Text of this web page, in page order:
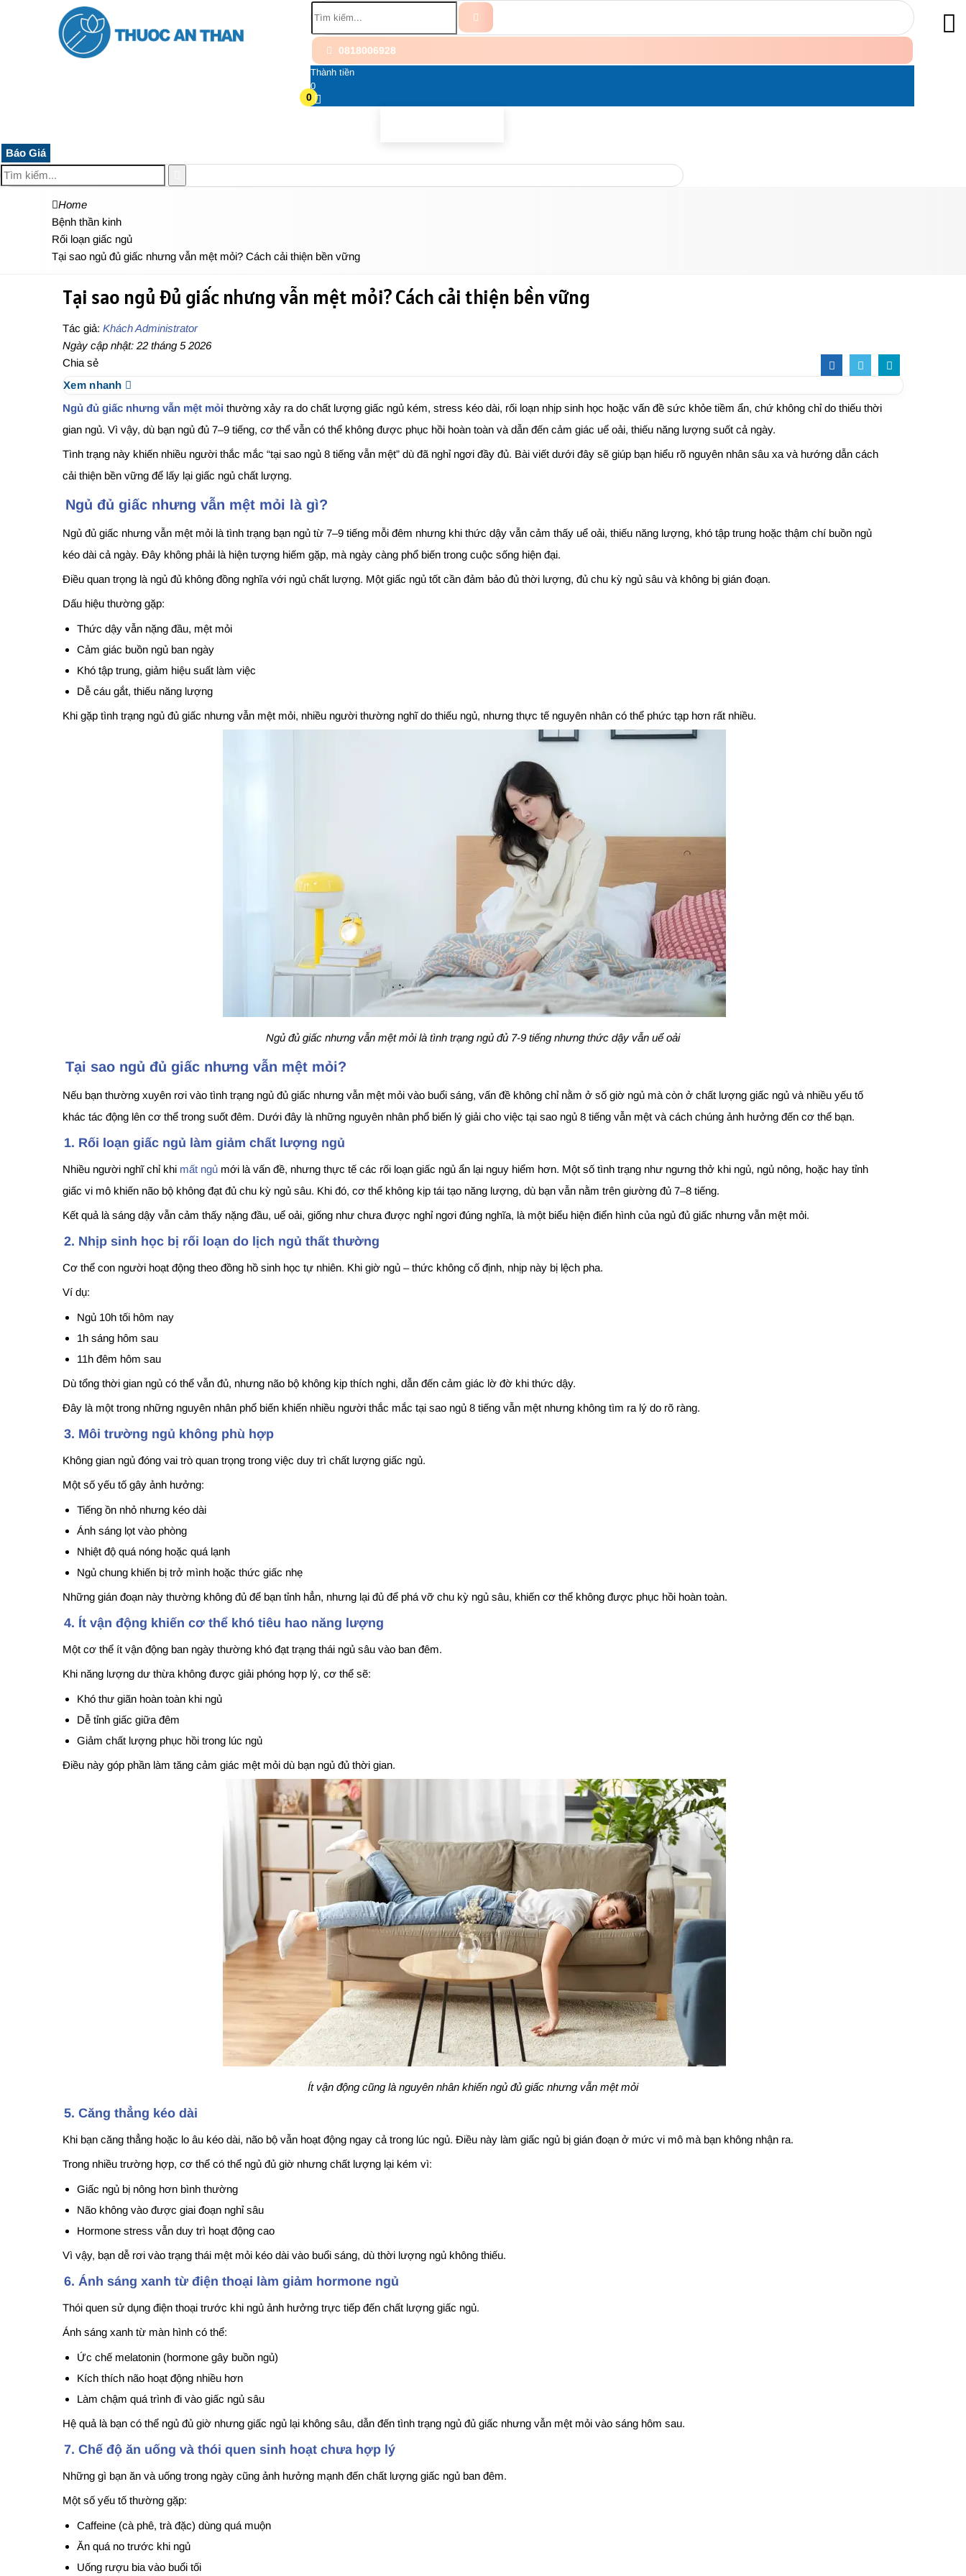
0818006928
Thành tiền
0
0
Báo Giá
Home
Bệnh thần kinh
Rối loạn giấc ngủ
Tại sao ngủ đủ giấc nhưng vẫn mệt mỏi? Cách cải thiện bền vững
Tại sao ngủ đủ giấc nhưng vẫn mệt mỏi? Cách cải thiện bền vững
Tác giả: Khách Administrator
Ngày cập nhật: 22 tháng 5 2026
Chia sẻ
Xem nhanh
Ngủ đủ giấc nhưng vẫn mệt mỏi thường xảy ra do chất lượng giấc ngủ kém, stress kéo dài, rối loạn nhịp sinh học hoặc vấn đề sức khỏe tiềm ẩn, chứ không chỉ do thiếu thời
gian ngủ. Vì vậy, dù bạn ngủ đủ 7–9 tiếng, cơ thể vẫn có thể không được phục hồi hoàn toàn và dẫn đến cảm giác uể oải, thiếu năng lượng suốt cả ngày.
Tình trạng này khiến nhiều người thắc mắc “tại sao ngủ 8 tiếng vẫn mệt” dù đã nghỉ ngơi đầy đủ. Bài viết dưới đây sẽ giúp bạn hiểu rõ nguyên nhân sâu xa và hướng dẫn cách
cải thiện bền vững để lấy lại giấc ngủ chất lượng.
Ngủ đủ giấc nhưng vẫn mệt mỏi là gì?
Ngủ đủ giấc nhưng vẫn mệt mỏi là tình trạng bạn ngủ từ 7–9 tiếng mỗi đêm nhưng khi thức dậy vẫn cảm thấy uể oải, thiếu năng lượng, khó tập trung hoặc thậm chí buồn ngủ
kéo dài cả ngày. Đây không phải là hiện tượng hiếm gặp, mà ngày càng phổ biến trong cuộc sống hiện đại.
Điều quan trọng là ngủ đủ không đồng nghĩa với ngủ chất lượng. Một giấc ngủ tốt cần đảm bảo đủ thời lượng, đủ chu kỳ ngủ sâu và không bị gián đoạn.
Dấu hiệu thường gặp:
Thức dậy vẫn nặng đầu, mệt mỏi
Cảm giác buồn ngủ ban ngày
Khó tập trung, giảm hiệu suất làm việc
Dễ cáu gắt, thiếu năng lượng
Khi gặp tình trạng ngủ đủ giấc nhưng vẫn mệt mỏi, nhiều người thường nghĩ do thiếu ngủ, nhưng thực tế nguyên nhân có thể phức tạp hơn rất nhiều.
Ngủ đủ giấc nhưng vẫn mệt mỏi là tình trạng ngủ đủ 7-9 tiếng nhưng thức dậy vẫn uể oải
Tại sao ngủ đủ giấc nhưng vẫn mệt mỏi?
Nếu bạn thường xuyên rơi vào tình trạng ngủ đủ giấc nhưng vẫn mệt mỏi vào buổi sáng, vấn đề không chỉ nằm ở số giờ ngủ mà còn ở chất lượng giấc ngủ và nhiều yếu tố
khác tác động lên cơ thể trong suốt đêm. Dưới đây là những nguyên nhân phổ biến lý giải cho việc tại sao ngủ 8 tiếng vẫn mệt và cách chúng ảnh hưởng đến cơ thể bạn.
1. Rối loạn giấc ngủ làm giảm chất lượng ngủ
Nhiều người nghĩ chỉ khi mất ngủ mới là vấn đề, nhưng thực tế các rối loạn giấc ngủ ẩn lại nguy hiểm hơn. Một số tình trạng như ngưng thở khi ngủ, ngủ nông, hoặc hay tỉnh
giấc vi mô khiến não bộ không đạt đủ chu kỳ ngủ sâu. Khi đó, cơ thể không kịp tái tạo năng lượng, dù bạn vẫn nằm trên giường đủ 7–8 tiếng.
Kết quả là sáng dậy vẫn cảm thấy nặng đầu, uể oải, giống như chưa được nghỉ ngơi đúng nghĩa, là một biểu hiện điển hình của ngủ đủ giấc nhưng vẫn mệt mỏi.
2. Nhịp sinh học bị rối loạn do lịch ngủ thất thường
Cơ thể con người hoạt động theo đồng hồ sinh học tự nhiên. Khi giờ ngủ – thức không cố định, nhịp này bị lệch pha.
Ví dụ:
Ngủ 10h tối hôm nay
1h sáng hôm sau
11h đêm hôm sau
Dù tổng thời gian ngủ có thể vẫn đủ, nhưng não bộ không kịp thích nghi, dẫn đến cảm giác lờ đờ khi thức dậy.
Đây là một trong những nguyên nhân phổ biến khiến nhiều người thắc mắc tại sao ngủ 8 tiếng vẫn mệt nhưng không tìm ra lý do rõ ràng.
3. Môi trường ngủ không phù hợp
Không gian ngủ đóng vai trò quan trọng trong việc duy trì chất lượng giấc ngủ.
Một số yếu tố gây ảnh hưởng:
Tiếng ồn nhỏ nhưng kéo dài
Ánh sáng lọt vào phòng
Nhiệt độ quá nóng hoặc quá lạnh
Ngủ chung khiến bị trở mình hoặc thức giấc nhẹ
Những gián đoạn này thường không đủ để bạn tỉnh hẳn, nhưng lại đủ để phá vỡ chu kỳ ngủ sâu, khiến cơ thể không được phục hồi hoàn toàn.
4. Ít vận động khiến cơ thể khó tiêu hao năng lượng
Một cơ thể ít vận động ban ngày thường khó đạt trạng thái ngủ sâu vào ban đêm.
Khi năng lượng dư thừa không được giải phóng hợp lý, cơ thể sẽ:
Khó thư giãn hoàn toàn khi ngủ
Dễ tỉnh giấc giữa đêm
Giảm chất lượng phục hồi trong lúc ngủ
Điều này góp phần làm tăng cảm giác mệt mỏi dù bạn ngủ đủ thời gian.
Ít vận động cũng là nguyên nhân khiến ngủ đủ giấc nhưng vẫn mệt mỏi
5. Căng thẳng kéo dài
Khi bạn căng thẳng hoặc lo âu kéo dài, não bộ vẫn hoạt động ngay cả trong lúc ngủ. Điều này làm giấc ngủ bị gián đoạn ở mức vi mô mà bạn không nhận ra.
Trong nhiều trường hợp, cơ thể có thể ngủ đủ giờ nhưng chất lượng lại kém vì:
Giấc ngủ bị nông hơn bình thường
Não không vào được giai đoạn nghỉ sâu
Hormone stress vẫn duy trì hoạt động cao
Vì vậy, bạn dễ rơi vào trạng thái mệt mỏi kéo dài vào buổi sáng, dù thời lượng ngủ không thiếu.
6. Ánh sáng xanh từ điện thoại làm giảm hormone ngủ
Thói quen sử dụng điện thoại trước khi ngủ ảnh hưởng trực tiếp đến chất lượng giấc ngủ.
Ánh sáng xanh từ màn hình có thể:
Ức chế melatonin (hormone gây buồn ngủ)
Kích thích não hoạt động nhiều hơn
Làm chậm quá trình đi vào giấc ngủ sâu
Hệ quả là bạn có thể ngủ đủ giờ nhưng giấc ngủ lại không sâu, dẫn đến tình trạng ngủ đủ giấc nhưng vẫn mệt mỏi vào sáng hôm sau.
7. Chế độ ăn uống và thói quen sinh hoạt chưa hợp lý
Những gì bạn ăn và uống trong ngày cũng ảnh hưởng mạnh đến chất lượng giấc ngủ ban đêm.
Một số yếu tố thường gặp:
Caffeine (cà phê, trà đặc) dùng quá muộn
Ăn quá no trước khi ngủ
Uống rượu bia vào buổi tối